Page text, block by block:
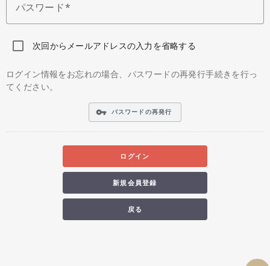
パスワード
次回からメールアドレスの入力を省略する
ログイン情報をお忘れの場合、パスワードの再発行手続きを行っ
てください。
vpn_key パスワードの再発行
ログイン
新規会員登録
戻る